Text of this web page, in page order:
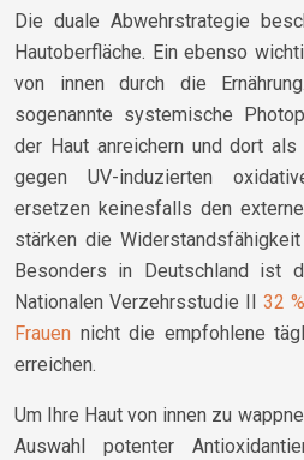
Die duale Abwehrstrategie
Hautoberfläche. Ein ebenso
von innen durch die
sogenannte systemische
der Haut anreichern und dort
gegen UV-induzierten
ersetzen keinesfalls den
stärken die
Besonders in Deutschland ist
Nationalen Verzehrsstudie II 32
Frauen nicht die empfohlene
erreichen.
Um Ihre Haut von innen zu
Auswahl potenter